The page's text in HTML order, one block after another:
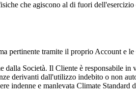
che agiscono al di fuori
pertinente tramite il proprio Account e
Società. Il Cliente è responsabile
derivanti dall'utilizzo indebito o non
indenne e manlevata Climate Standard